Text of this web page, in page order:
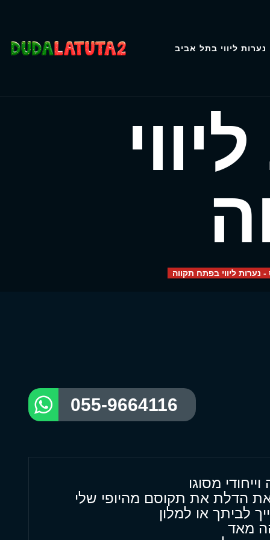
נערות ליווי בתל אביב
- נערות ליווי בפתח תקווה
055-9664116
מסוגו
הדלת את תקוסם מהיופי שלי
לביתך או למלון
מאד